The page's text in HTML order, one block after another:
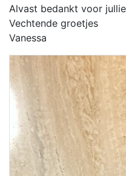
Alvast bedankt voor
Vechtende groetjes
Vanessa